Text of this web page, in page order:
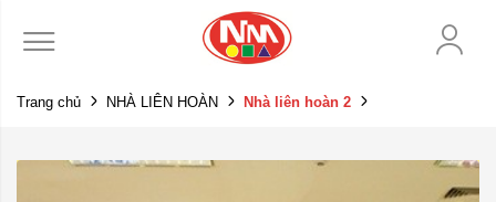
Trang chủ NHÀ LIÊN HOÀN Nhà liên hoàn 2